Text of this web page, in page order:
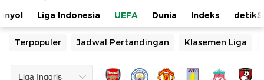
Liga Indonesia UEFA Dunia Indeks
Terpopuler Jadwal Pertandingan Klasemen Liga